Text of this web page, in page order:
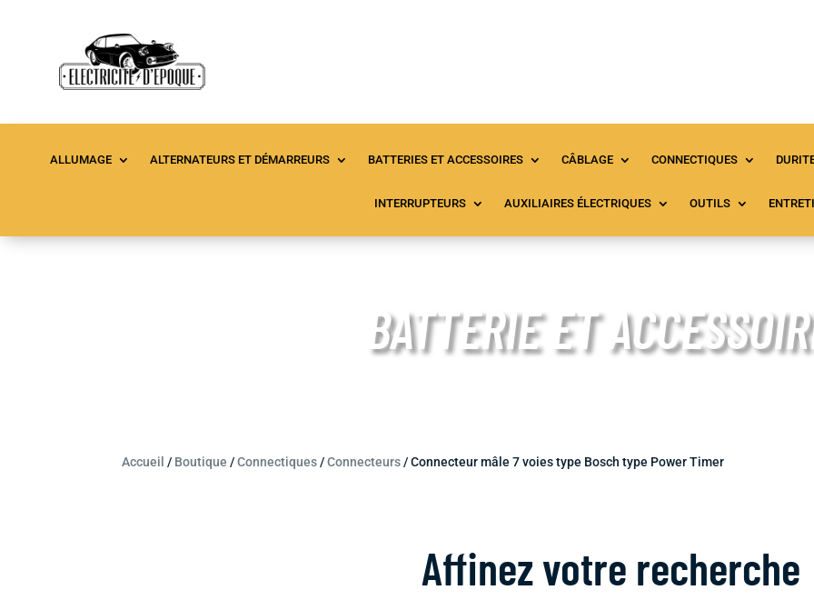
ALLUMAGE ALTERNATEURS ET DÉMARREURS BATTERIES ET ACCESSOIRES CÂBLAGE CONNECTIQUES
INTERRUPTEURS AUXILIAIRES ÉLECTRIQUES OUTILS
BATTERIE ET
Accueil / Boutique /Connectiques/Connecteurs/ Connecteur mâle 7 voies type Bosch type Power Timer
Affinez votre recherche